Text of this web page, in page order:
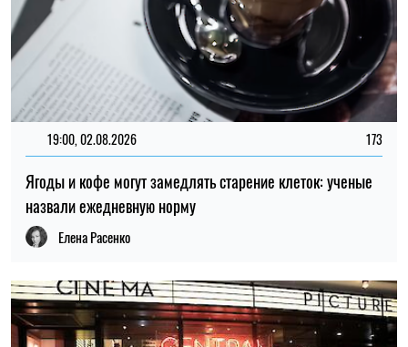
19:00, 02.08.2026 173
Ягоды и кофе могут замедлять старение клеток: ученые
назвали ежедневную норму
Елена Расенко